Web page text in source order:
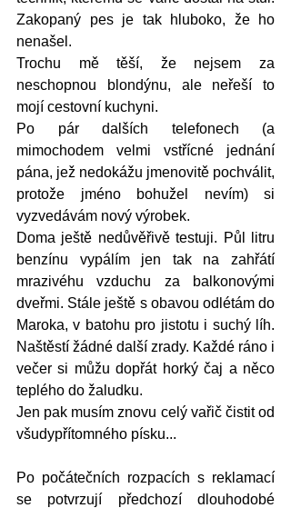
Zakopaný pes je tak hluboko, že ho
nenašel.
Trochu mě těší, že nejsem za
neschopnou blondýnu, ale neřeší to
mojí cestovní kuchyni.
Po pár dalších telefonech (a
mimochodem velmi vstřícné jednání
pána, jež nedokážu jmenovitě pochválit,
protože jméno bohužel nevím) si
vyzvedávám nový výrobek.
Doma ještě nedůvěřivě testuji. Půl litru
benzínu vypálím jen tak na zahřátí
mrazivéhu vzduchu za balkonovými
dveřmi. Stále ještě s obavou odlétám do
Maroka, v batohu pro jistotu i suchý líh.
Naštěstí žádné další zrady. Každé ráno i
večer si můžu dopřát horký čaj a něco
teplého do žaludku.
Jen pak musím znovu celý vařič čistit od
všudypřítomného písku...
Po počátečních rozpacích s reklamací
se potvrzují předchozí dlouhodobé